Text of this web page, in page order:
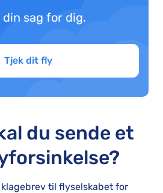
sag for dig.
Tjek dit fly
du sende et
til flyselskabet for